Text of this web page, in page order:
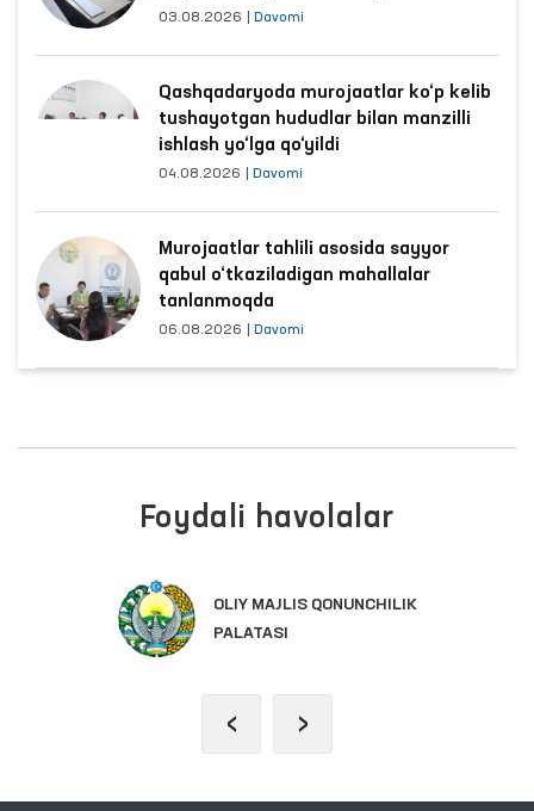
03.08.2026 Davomi
Qashqadaryoda murojaatlar ko‘p kelib
tushayotgan hududlar bilan manzilli
ishlash yo‘lga qo‘yildi
04.08.2026 Davomi
Murojaatlar tahlili asosida sayyor
qabul o‘tkaziladigan mahallalar
tanlanmoqda
06.08.2026 Davomi
Foydali havolalar
INTERAKTIV DAVLAT XIZMATLARI
YAGONA PORTALI
‹ ›